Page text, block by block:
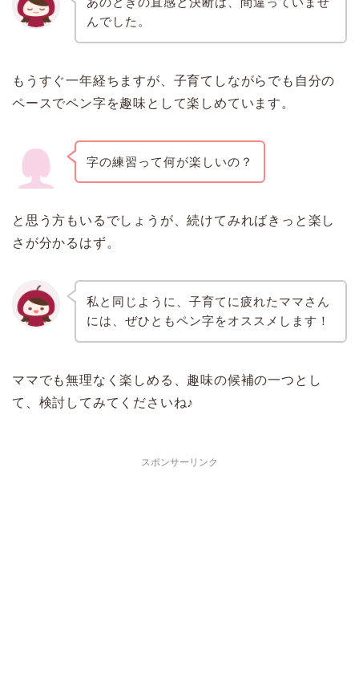
んでした。
もうすぐ一年経ちますが、子育てしながらでも自分の
ペースでペン字を趣味として楽しめています。
字の練習って何が楽しいの？
と思う方もいるでしょうが、続けてみればきっと楽し
さが分かるはず。
私と同じように、子育てに疲れたママさん
には、ぜひともペン字をオススメします！
ママでも無理なく楽しめる、趣味の候補の一つとし
て、検討してみてくださいね♪
スポンサーリンク